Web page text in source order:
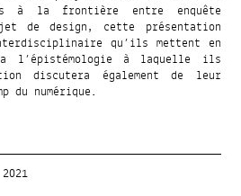
à la frontière entre enquête
de design, cette présentation
qu’ils mettent en
l’épistémologie à laquelle ils
discutera également de leur
du numérique.